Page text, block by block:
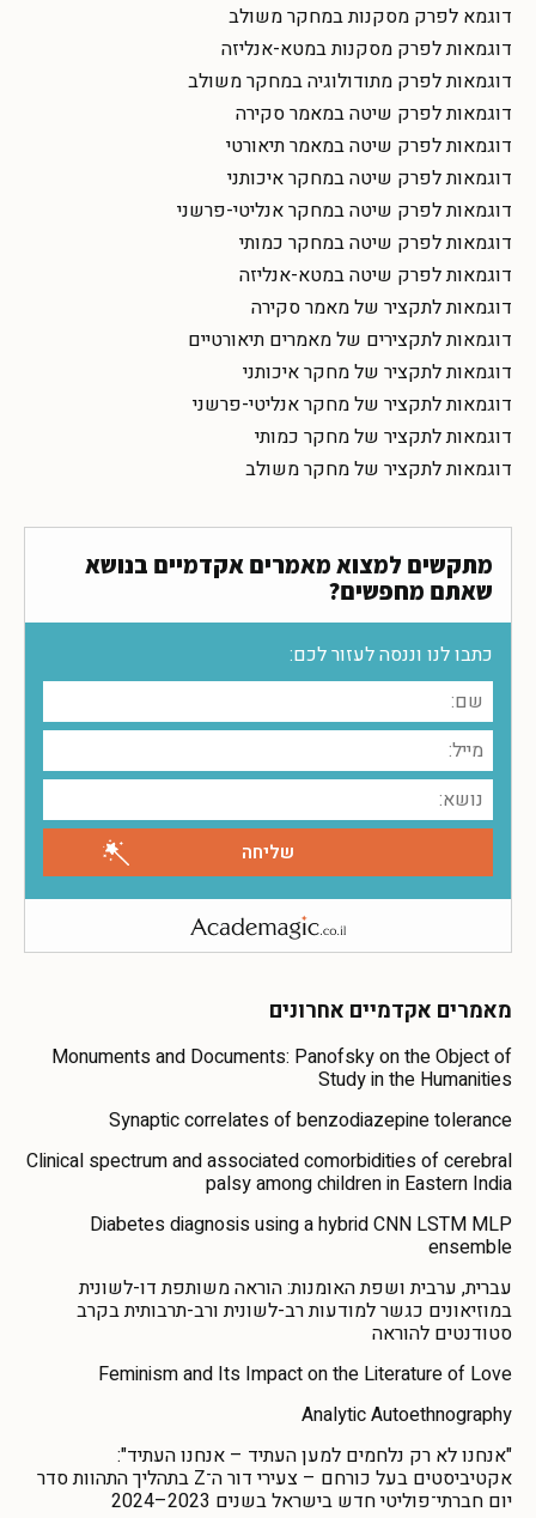
דוגמא לפרק מסקנות במחקר משולב
דוגמאות לפרק מסקנות במטא-אנליזה
דוגמאות לפרק מתודולוגיה במחקר משולב
דוגמאות לפרק שיטה במאמר סקירה
דוגמאות לפרק שיטה במאמר תיאורטי
דוגמאות לפרק שיטה במחקר איכותני
דוגמאות לפרק שיטה במחקר אנליטי-פרשני
דוגמאות לפרק שיטה במחקר כמותי
דוגמאות לפרק שיטה במטא-אנליזה
דוגמאות לתקציר של מאמר סקירה
דוגמאות לתקצירים של מאמרים תיאורטיים
דוגמאות לתקציר של מחקר איכותני
דוגמאות לתקציר של מחקר אנליטי-פרשני
דוגמאות לתקציר של מחקר כמותי
דוגמאות לתקציר של מחקר משולב
מתקשים למצוא מאמרים אקדמיים בנושא
שאתם מחפשים?
כתבו לנו וננסה לעזור לכם:
מאמרים אקדמיים אחרונים
Monuments and Documents: Panofsky on the Object of
Study in the Humanities
Synaptic correlates of benzodiazepine tolerance
Clinical spectrum and associated comorbidities of cerebral
palsy among children in Eastern India
Diabetes diagnosis using a hybrid CNN LSTM MLP
ensemble
עברית, ערבית ושפת האומנות: הוראה משותפת דו-לשונית
במוזיאונים כגשר למודעות רב-לשונית ורב-תרבותית בקרב
סטודנטים להוראה
Feminism and Its Impact on the Literature of Love
Analytic Autoethnography
"אנחנו לא רק נלחמים למען העתיד – אנחנו העתיד":
אקטיביסטים בעל כורחם – צעירי דור ה־Z בתהליך התהוות סדר
יום חברתי־פוליטי חדש בישראל בשנים 2023–2024